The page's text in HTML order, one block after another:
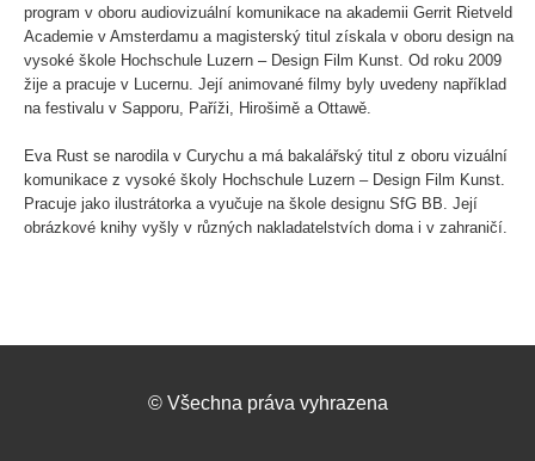
program v oboru audiovizuální komunikace na akademii Gerrit Rietveld
Academie v Amsterdamu a magisterský titul získala v oboru design na
vysoké škole Hochschule Luzern – Design Film Kunst. Od roku 2009
žije a pracuje v Lucernu. Její animované filmy byly uvedeny například
na festivalu v Sapporu, Paříži, Hirošimě a Ottawě.
Eva Rust se narodila v Curychu a má bakalářský titul z oboru vizuální
komunikace z vysoké školy Hochschule Luzern – Design Film Kunst.
Pracuje jako ilustrátorka a vyučuje na škole designu SfG BB. Její
obrázkové knihy vyšly v různých nakladatelstvích doma i v zahraničí.
© Všechna práva vyhrazena